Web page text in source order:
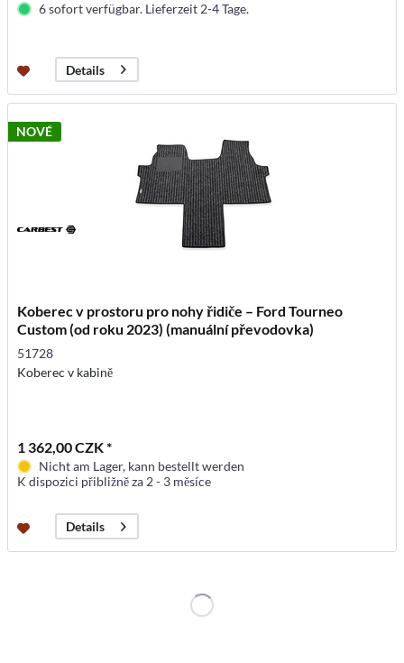
6 sofort verfügbar. Lieferzeit 2-4 Tage.
Details
NOVÉ
Koberec v prostoru pro nohy řidiče – Ford Tourneo
Custom (od roku 2023) (manuální převodovka)
51728
Koberec v kabině
1 362,00 CZK *
Nicht am Lager, kann bestellt werden
K dispozici přibližně za 2 - 3 měsíce
Details